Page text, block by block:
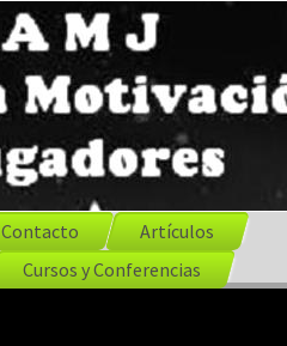
Contacto
Artículos
Cursos y Conferencias